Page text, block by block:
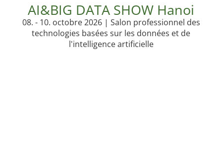
AI&BIG DATA SHOW Hanoi
08. - 10. octobre 2026 | Salon professionnel des
technologies basées sur les données et de
l'intelligence artificielle